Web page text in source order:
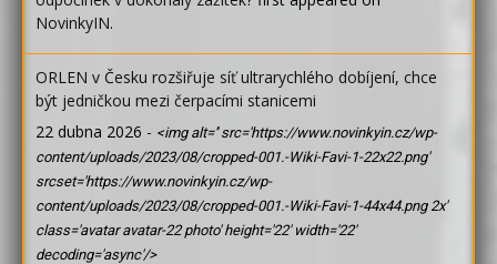
NovinkyIN.
ORLEN v Česku rozšiřuje síť ultrarychlého dobíjení, chce
být jedničkou mezi čerpacími stanicemi
22 dubna 2026 - <img alt='' src='https://www.novinkyin.cz/wp-
content/uploads/2023/08/cropped-001.-Wiki-Favi-1-22x22.png'
srcset='https://www.novinkyin.cz/wp-
content/uploads/2023/08/cropped-001.-Wiki-Favi-1-44x44.png 2x'
class='avatar avatar-22 photo' height='22' width='22'
decoding='async'/>